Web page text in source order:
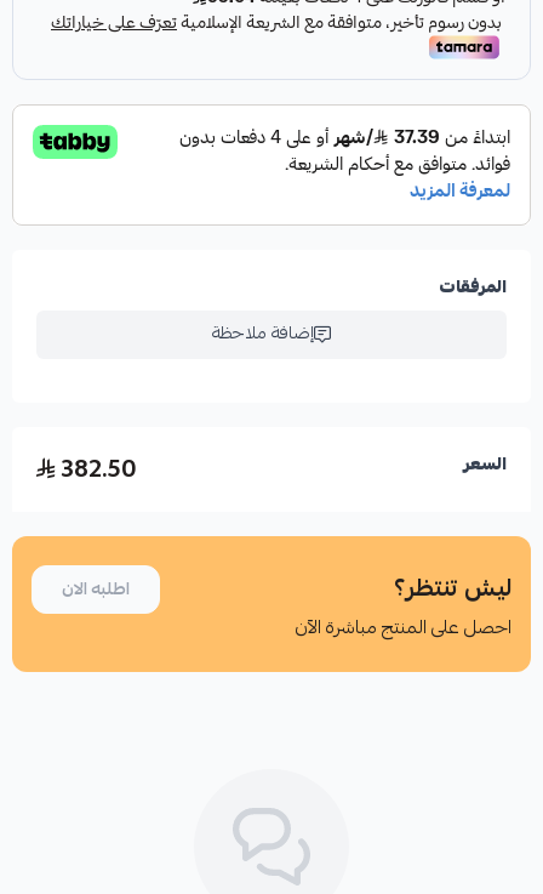
المرفقات
إضافة ملاحظة
السعر 382.50
ليش تنتظر؟
احصل على المنتج مباشرة الآن
اطلبه الان
اطلب المنتج